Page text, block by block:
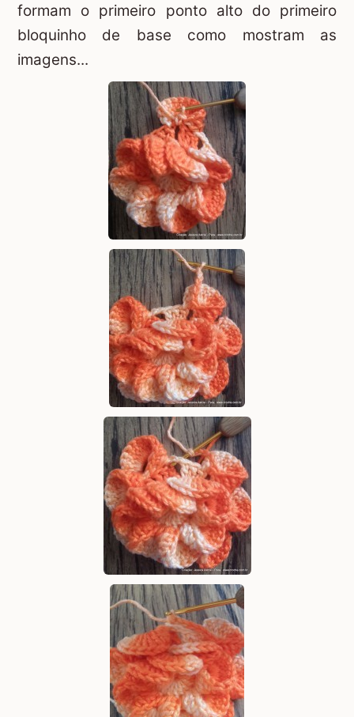
formam o primeiro ponto alto do primeiro
bloquinho de base como mostram as
imagens...